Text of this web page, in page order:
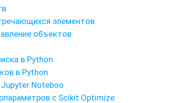
элементов
объектов
в Python
в Python
Noteboo
с Scikit Optimize